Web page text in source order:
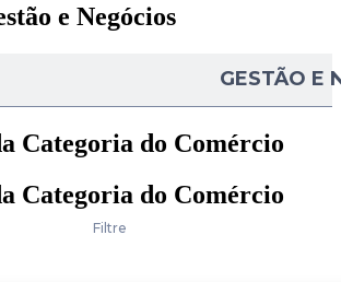
e Negócios
GESTÃO E
Categoria do Comércio
Categoria do Comércio
Filtre